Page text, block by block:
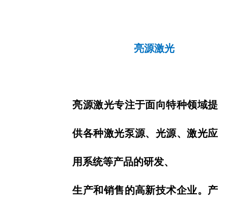
亮源激光
亮源激光专注于面向特种领域提
供各种激光泵源、光源、激光应
用系统等产品的研发、
生产和销售的高新技术企业。产